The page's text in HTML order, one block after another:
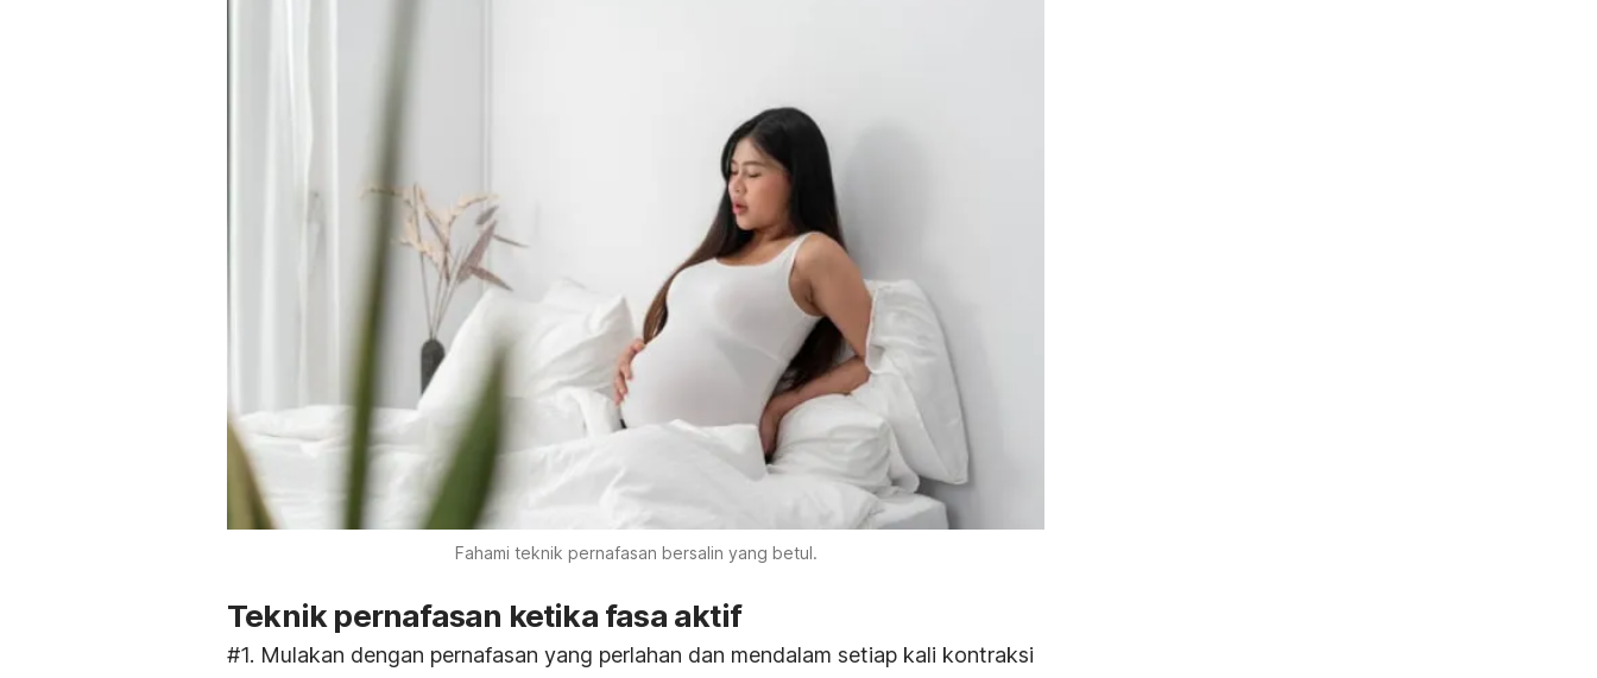
Fahami teknik pernafasan bersalin yang betul.
Teknik pernafasan ketika fasa aktif
#1. Mulakan dengan pernafasan yang perlahan dan mendalam setiap kali kontraksi